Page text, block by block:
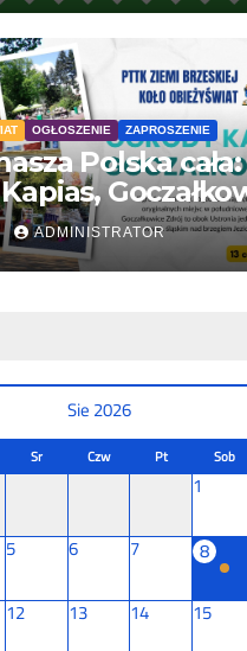
OGŁOSZENIE ZAPROSZENIE
Polska cała:
ADMINISTRATOR
Sie 2026
Sr Czw Pt Sob
1
5 6 7 8
12 13 14 15